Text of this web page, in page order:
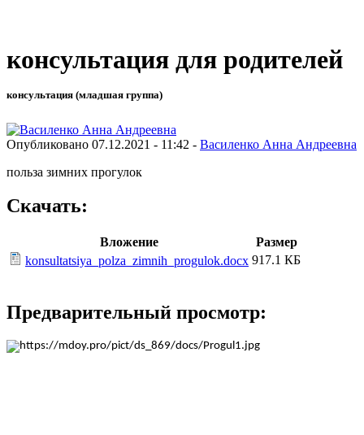
консультация для родителей
консультация (младшая группа)
Опубликовано 07.12.2021 - 11:42 - Василенко Анна Андреевна
польза зимних прогулок
Скачать:
Вложение
Размер
konsultatsiya_polza_zimnih_progulok.docx 917.1 КБ
Предварительный просмотр: